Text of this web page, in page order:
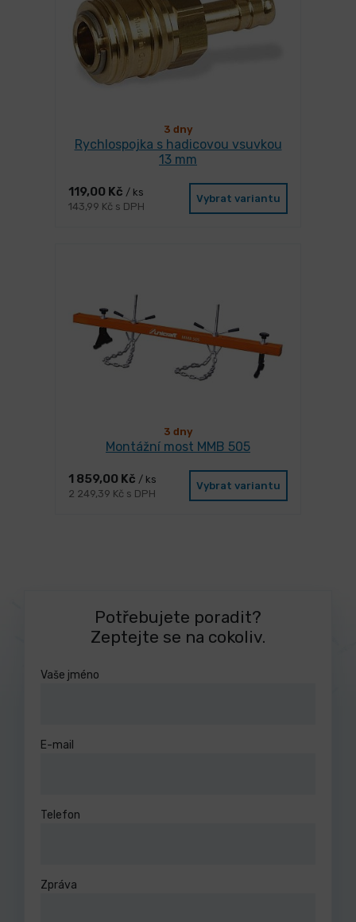
3 dny
Rychlospojka s hadicovou vsuvkou
13 mm
119,00 Kč / ks
143,99 Kč s DPH
Vybrat variantu
3 dny
Montážní most MMB 505
1 859,00 Kč / ks
2 249,39 Kč s DPH
Vybrat variantu
Potřebujete poradit?
Zeptejte se na cokoliv.
Vaše jméno
E-mail
Telefon
Zpráva